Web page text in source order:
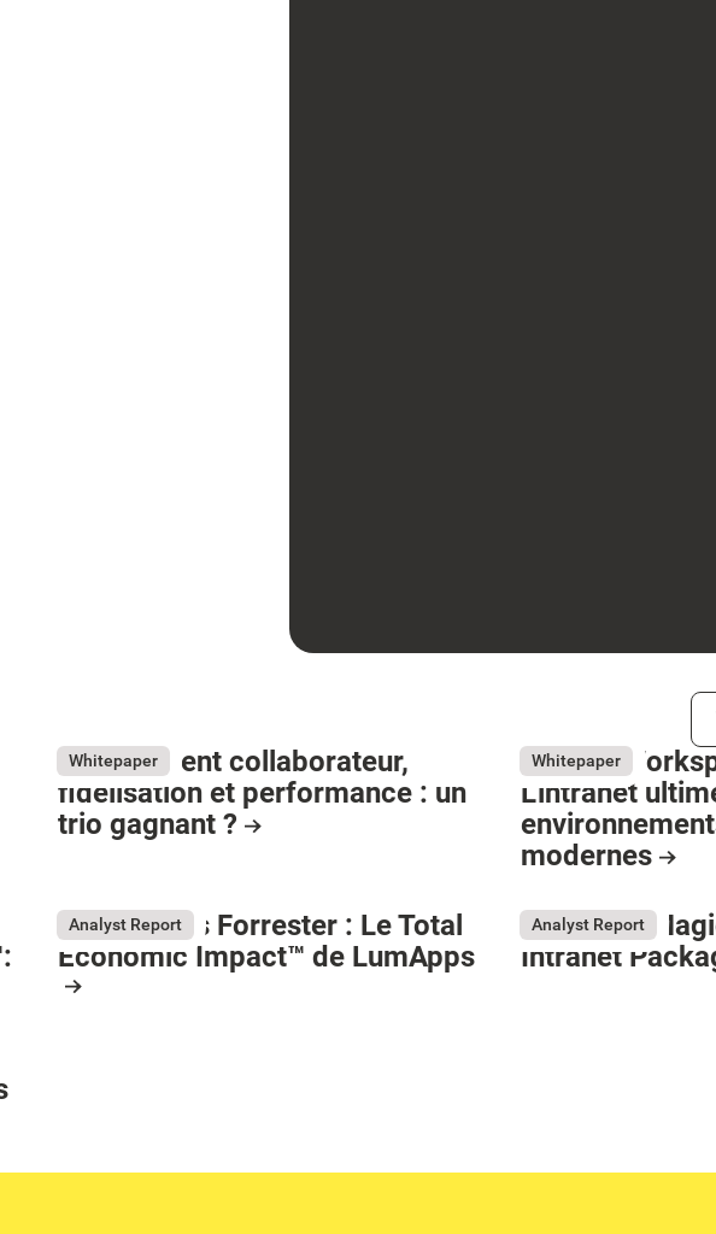
May 26, 2026
Whitepaper
Engagement collaborateur,
fidélisation et performance : un
trio gagnant ?
May 26, 2026
Whitepaper
Google
L'intranet
modernes
Analyst Report
Ressources Forrester : Le Total
Economic Impact™ de LumApps
Analyst Report
Gartner®
Intranet